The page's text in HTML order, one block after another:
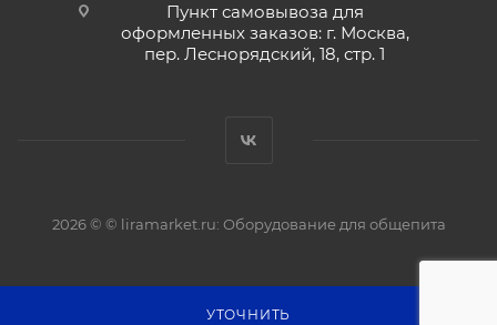
УТОЧНИТЬ
Пункт самовывоза для
оформленных заказов: г. Москва,
пер. Леснорядский, 18, стр. 1
2026 © © liramarket.ru: Оборудование для общепита